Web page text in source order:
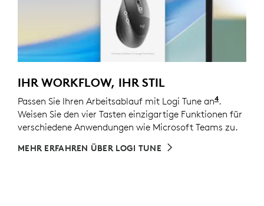
IHR WORKFLOW, IHR STIL
Passen Sie Ihren Arbeitsablauf mit Logi Tune an4Zur
.
Weisen Sie den vier Tasten einzigartige Funktionen für
verschiedene Anwendungen wie Microsoft Teams zu.
MEHR ERFAHREN ÜBER LOGI TUNE